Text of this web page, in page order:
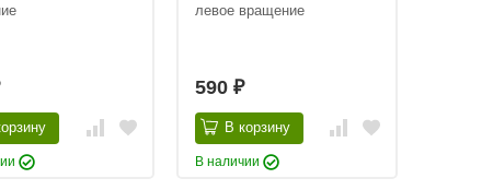
левое вращение
590 ₽
В корзину
В наличии